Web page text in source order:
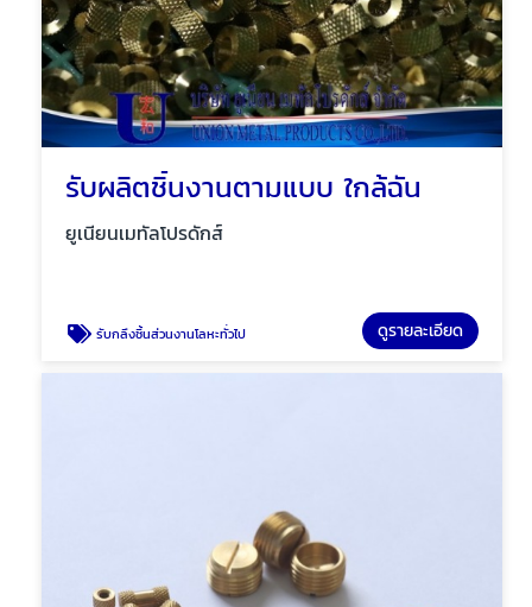
รับผลิตชิ้นงานตามแบบ ใกล้ฉัน
ยูเนียนเมทัลโปรดักส์
รับกลึงชิ้นส่วนงานโลหะทั่วไป ดูรายละเอียด